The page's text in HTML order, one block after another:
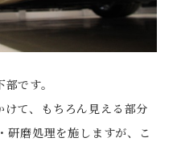
です。
て、もちろん見える部分
研磨処理を施しますが、こ